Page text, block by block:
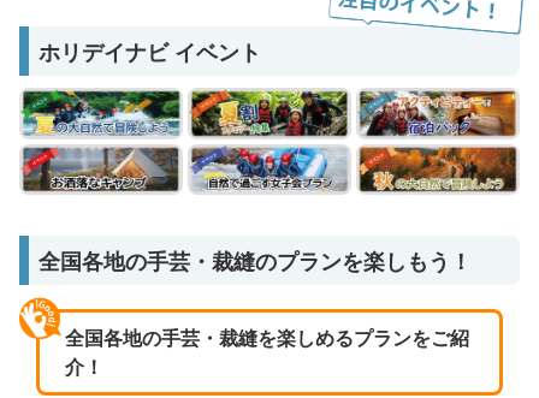
ホリデイナビ イベント
全国各地の手芸・裁縫のプランを楽しもう！
全国各地の手芸・裁縫を楽しめるプランをご紹
介！